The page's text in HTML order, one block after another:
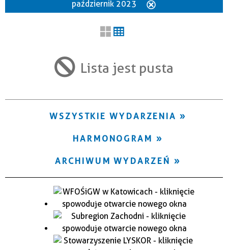
Trwające w zakresie
październik 2023
Lista jest pusta
WSZYSTKIE WYDARZENIA
HARMONOGRAM
ARCHIWUM WYDARZEŃ